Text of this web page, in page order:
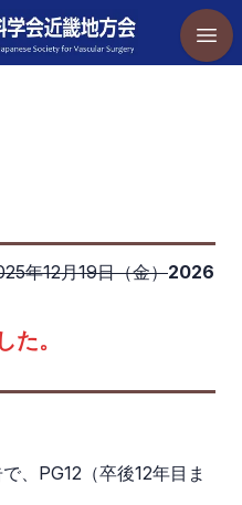
年12月19日（金）2026
た。
、PG12（卒後12年目ま